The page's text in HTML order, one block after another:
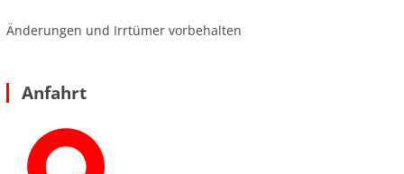
Änderungen und Irrtümer vorbehalten
Anfahrt